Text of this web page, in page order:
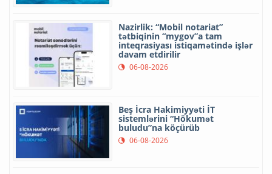
Nazirlik: “Mobil notariat”
tətbiqinin “mygov”a tam
inteqrasiyası istiqamətində işlər
davam etdirilir
06-08-2026
Beş İcra Hakimiyyəti İT
sistemlərini “Hökumət
buludu”na köçürüb
06-08-2026